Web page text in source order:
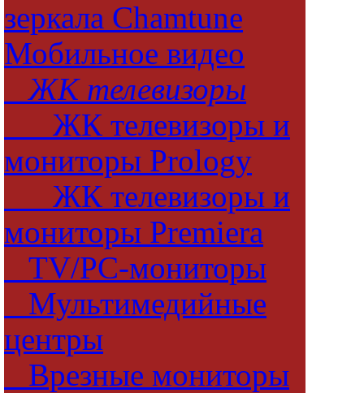
зеркала Chamtune
Мобильное видео
ЖК телевизоры
ЖК телевизоры и
мониторы Prology
ЖК телевизоры и
мониторы Premiera
TV/PC-мониторы
Мультимедийные
центры
Врезные мониторы